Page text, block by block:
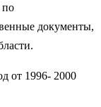
по
документы,
от 1996- 2000